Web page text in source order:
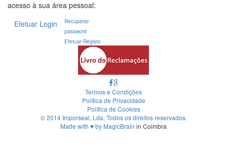
acesso à sua área pessoal:
Efetuar Login
Recuperar
password
Efetuar Registo
Termos e Condições
Política de Privacidade
Política de Cookies
© 2014 Imporseal, Lda. Todos os direitos reservados.
Made with ♥by MagicBrain in Coimbra